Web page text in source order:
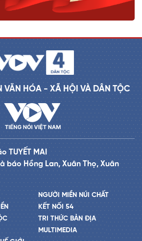
HÓA - XÃ HỘI VÀ DÂN TỘC
TUYẾT MAI
báo Hồng Lan, Xuân Thọ, Xuân
NGƯỜI MIỀN NÚI CHẤT
KẾT NỐI 54
TRI THỨC BẢN ĐỊA
MULTIMEDIA